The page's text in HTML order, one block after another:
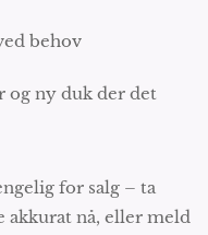
behov
og ny duk der det
for salg – ta
akkurat nå, eller meld